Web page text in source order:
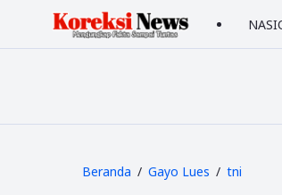
Beranda Gayo Lues tni